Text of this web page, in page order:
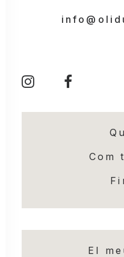
Com
El